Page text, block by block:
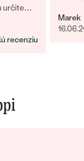
určite
recenziu
Marek